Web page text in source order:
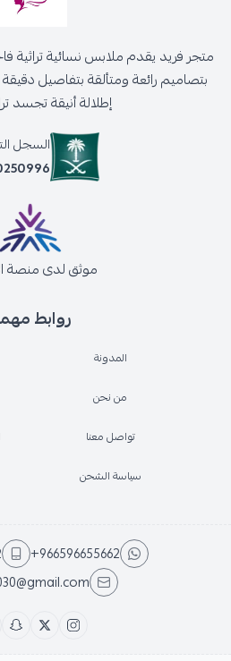
روابط
المدونة
من نحن
تواصل معنا
سياسة الشحن
متجر فريد يقدم ملابس نسائية تراثية
بتصاميم رائعة ومتألقة بتفاصيل
إطلالة أنيقة تجسد
السجل
موثق لدى منصة
+966596655662